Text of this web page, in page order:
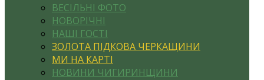
ВЕСІЛЬНІ ФОТО
НОВОРІЧНІ
НАШІ ГОСТІ
ЗОЛОТА ПІДКОВА ЧЕРКАЩИНИ
МИ НА КАРТІ
НОВИНИ ЧИГИРИНЩИНИ